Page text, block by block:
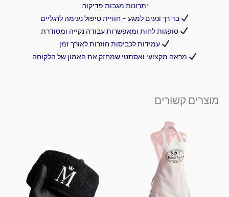
יתרונות מגבות פדיקור:
בד רך ונעים למגע – חוויית טיפול נעימה לרגליים
סופגות לחות ומאפשרות עבודה נקייה ומסודרת
עמידות לכביסות חוזרות לאורך זמן
מראה מקצועי ואסתטי שמחזק את האמון של הלקוחה
מוצרים קשורים